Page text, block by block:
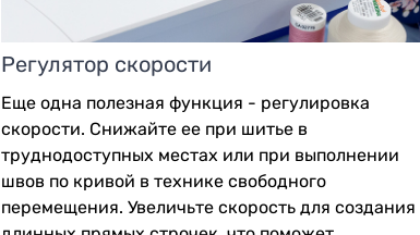
Регулятор скорости
Еще одна полезная функция - регулировка
скорости. Снижайте ее при шитье в
труднодоступных местах или при выполнении
швов по кривой в технике свободного
перемещения. Увеличьте скорость для создания